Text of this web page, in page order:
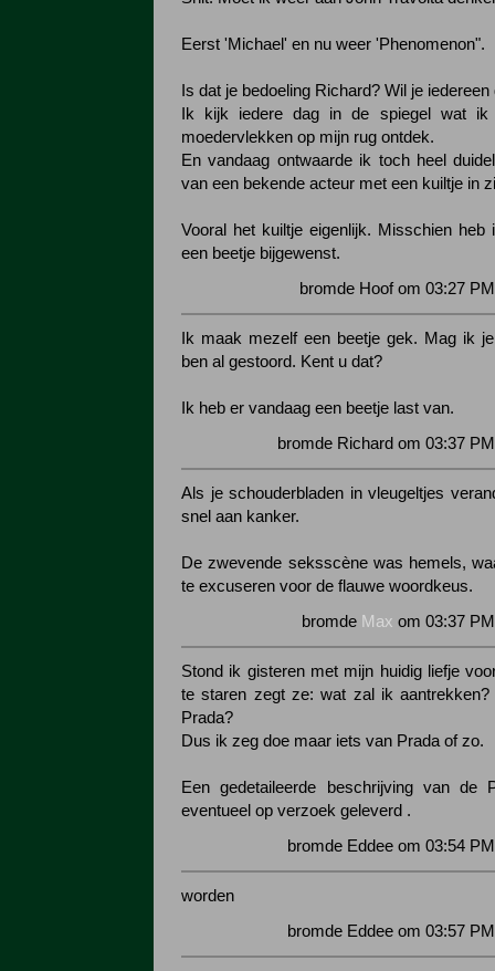
Eerst 'Michael' en nu weer 'Phenomenon".
Is dat je bedoeling Richard? Wil je
Ik kijk iedere dag in de spiegel wat
moedervlekken op mijn rug ontdek.
En vandaag ontwaarde ik toch heel
van een bekende acteur met een kuiltje in
Vooral het kuiltje eigenlijk. Misschien
een beetje bijgewenst.
bromde Hoof om 03:27
Ik maak mezelf een beetje gek. Mag ik
ben al gestoord. Kent u dat?
Ik heb er vandaag een beetje last van.
bromde Richard om 03:37
Als je schouderbladen in vleugeltjes
snel aan kanker.
De zwevende seksscène was hemels,
te excuseren voor de flauwe woordkeus.
bromde Max om 03:37
Stond ik gisteren met mijn huidig liefje
te staren zegt ze: wat zal ik aantrekken?
Prada?
Dus ik zeg doe maar iets van Prada of zo.
Een gedetaileerde beschrijving van de
eventueel op verzoek geleverd .
bromde Eddee om 03:54
worden
bromde Eddee om 03:57